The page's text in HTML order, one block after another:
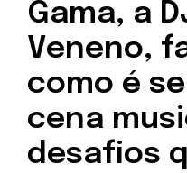
Gama, a
Veneno,
como é
cena
desafios